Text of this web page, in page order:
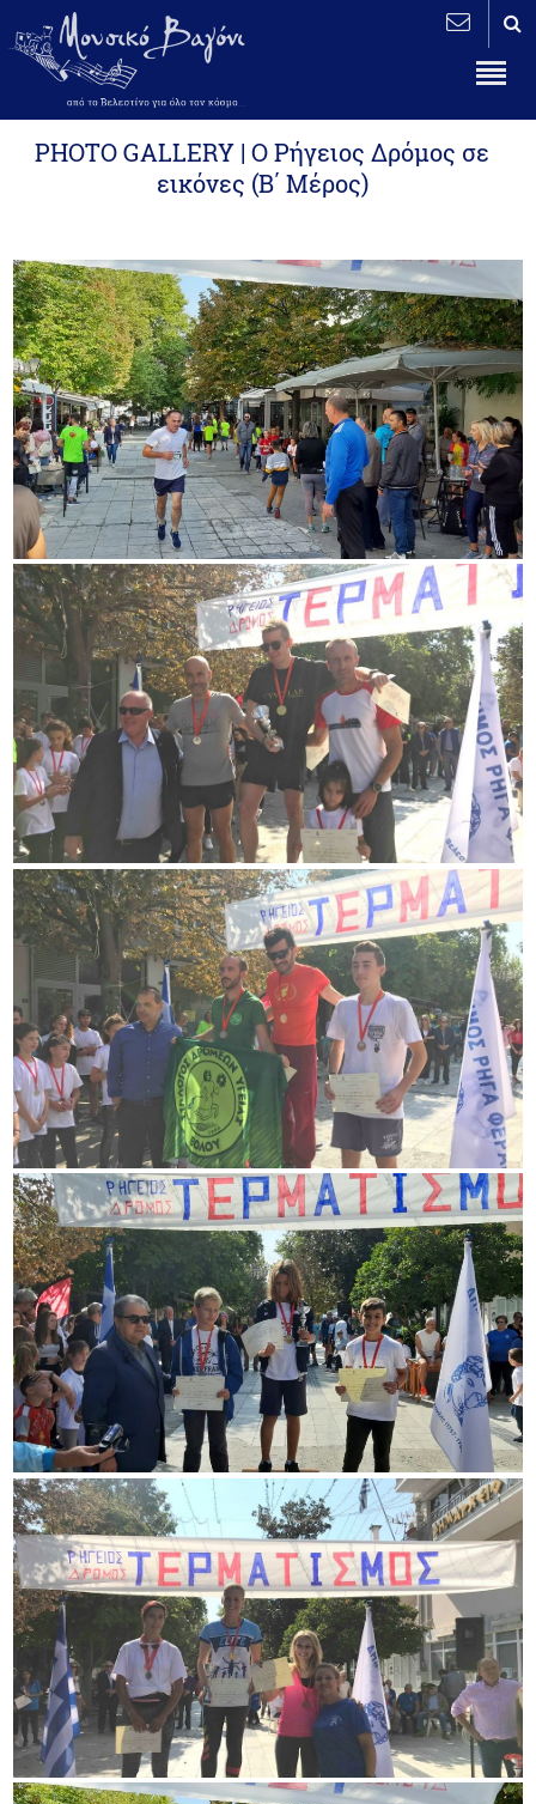
PHOTO GALLERY | Ο Ρήγειος Δρόμος σε
εικόνες (Β΄ Μέρος)